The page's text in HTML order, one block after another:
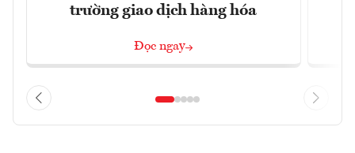
trường giao dịch hàng hóa
Đọc ngay